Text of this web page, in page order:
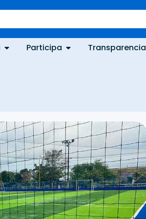
Participa
Transparencia